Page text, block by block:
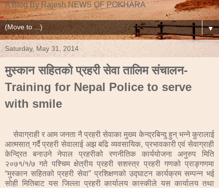
A Blog By Rajesh NEWS OF POKHARA
▼
Saturday, May 31, 2014
मुस्कान सहितको प्रहरी सेवा तालिम संचालन-
Training for Nepal Police to serve
with smile
सेवाग्राही र आम जनता नै प्रहरी सेवाका मुख्य केन्द्रबिन्दु हुन् भन्ने कुरालाई
आत्मसात् गर्दै प्रहरी सेवालाई अझ बढि व्यवसायिक, प्रभावकारी एवं सेवाग्राही
केन्द्रित बनाउने नेपाल प्रहरीको रणनीतिक कार्ययोजना अनुरुप मिति
२०७१/१/७ गते पश्चिम क्षेत्रीय प्रहरी सशस्त्र प्रहरी गणको प्राङ्गणमा
“मुस्कान सहितको प्रहरी सेवा” प्रशिक्षणको उद्घाटन कार्यक्रम सम्पन्न भई
सोही मितिबाट यस जिल्ला प्रहरी कार्यालय कास्कीले यस कार्यालय तथा